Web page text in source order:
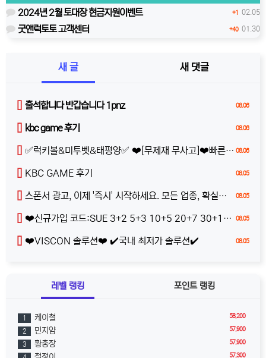
+1 02.05
2024년 2월 토대장 현금지원이벤트
+40 01.30
굿앤럭토토 고객센터
새 글 새 댓글
08.06
출석합니다 반갑습니다 1pnz
08.06
kbc game 후기
08.06
✅럭키볼&미투벳&태평양✅ ❤️[무제재 무사고]❤️빠른충환❤️완전 무제재❤️100%받치기❤️
08.05
KBC GAME 후기
08.05
스폰서 광고, 이제 '즉시' 시작하세요. 모든 업종, 확실한 반응
08.05
❤️신규가입 코드:SUE 3+2 5+3 10+5 20+7 30+10 가입전화X 매주페이백최대1000만 콤푸무제한❤️
08.05
❤️VISCON 솔루션❤️ ✔️국내 최저가 솔루션✔️
레벨 랭킹 포인트 랭킹
58,200
1 케이철
57,900
2 민지얌
57,900
3 황총장
57,300